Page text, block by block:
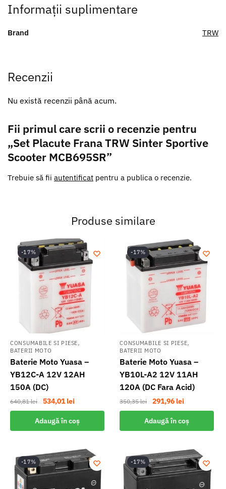
Informații suplimentare
Brand TRW
Recenzii
Nu există recenzii până acum.
Fii primul care scrii o recenzie pentru
„Set Placute Frana TRW Sinter Sportive
Scooter MCB695SR”
Trebuie să fii autentificat pentru a publica o recenzie.
Produse similare
-17%
CONSUMABILE SI PIESE,
BATERII MOTO
Baterie Moto Yuasa –
YB12C-A 12V 12AH
150A (DC)
640,81lei
Prețul
inițial
a
fost:
534,01 leiPrețul
curent
este:
534,01 lei.
Adaugă în coș
-17%
CONSUMABILE SI PIESE,
BATERII MOTO
Baterie Moto Yuasa –
YB10L-A2 12V 11AH
120A (DC Fara Acid)
350,35lei
Prețul
inițial
a
fost:
291,96 leiPrețul
curent
este:
291,96 lei.
Adaugă în coș
-17% -17%